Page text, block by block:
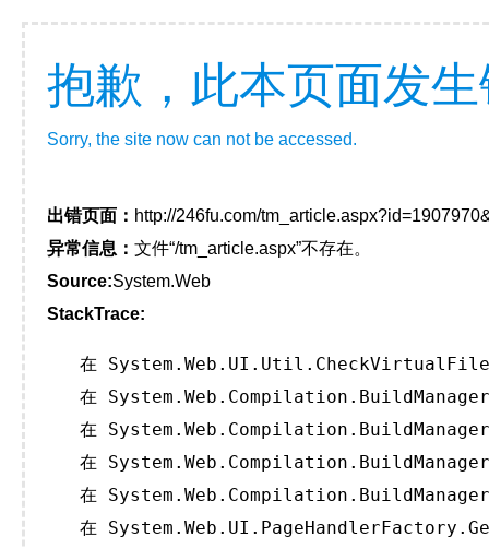
抱歉，此本页面发
Sorry, the site now can not be accessed.
出错页面： http://246fu.com/
异常信息： 文件“/tm_article.aspx”不存在。
Source:System.Web
StackTrace:
在
在
在
在
在
在